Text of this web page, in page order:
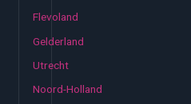
Flevoland
Gelderland
Utrecht
Noord-Holland